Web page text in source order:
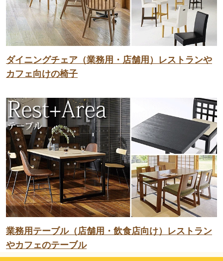
ダイニングチェア（業務用・店舗用）レストランや
カフェ向けの椅子
業務用テーブル（店舗用・飲食店向け）レストラン
やカフェのテーブル